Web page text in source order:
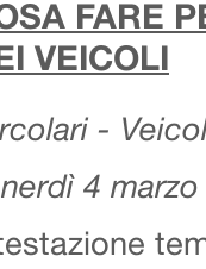
FARE
VEICOLI
-
4